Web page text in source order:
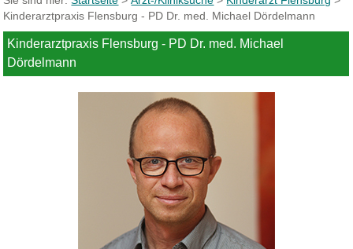
Kinderarztpraxis Flensburg - PD Dr. med. Michael Dördelmann
Kinderarztpraxis Flensburg - PD Dr. med. Michael
Dördelmann